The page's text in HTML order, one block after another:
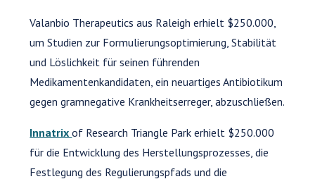
Valanbio Therapeutics aus Raleigh erhielt $250.000,
um Studien zur Formulierungsoptimierung, Stabilität
und Löslichkeit für seinen führenden
Medikamentenkandidaten, ein neuartiges Antibiotikum
gegen gramnegative Krankheitserreger, abzuschließen.
Innatrixof Research Triangle Park erhielt $250.000
für die Entwicklung des Herstellungsprozesses, die
Festlegung des Regulierungspfads und die